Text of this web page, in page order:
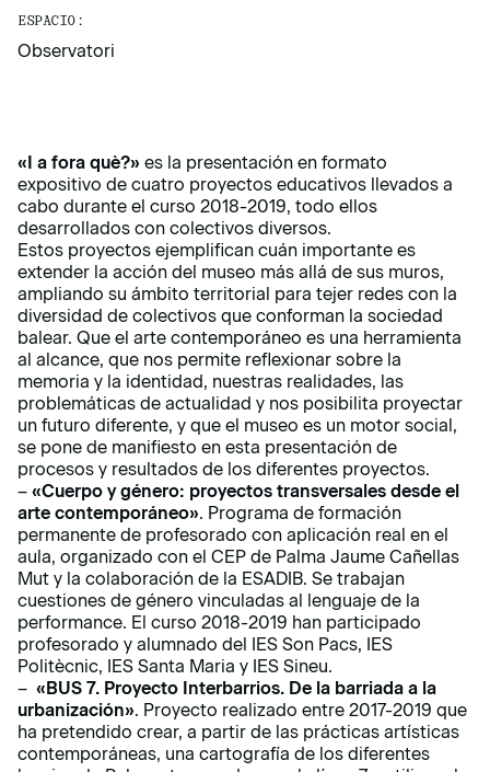
ESPACIO:
Observatori
« I a fora què?» es la presentación en formato
expositivo de cuatro proyectos educativos llevados a
cabo durante el curso 2018-2019, todo ellos
desarrollados con colectivos diversos.
Estos proyectos ejemplifican cuán importante es
extender la acción del museo más allá de sus muros,
ampliando su ámbito territorial para tejer redes con la
diversidad de colectivos que conforman la sociedad
balear. Que el arte contemporáneo es una herramienta
al alcance, que nos permite reflexionar sobre la
memoria y la identidad, nuestras realidades, las
problemáticas de actualidad y nos posibilita proyectar
un futuro diferente, y que el museo es un motor social,
se pone de manifiesto en esta presentación de
procesos y resultados de los diferentes proyectos.
– «Cuerpo y género: proyectos transversales desde el
arte contemporáneo». Programa de formación
permanente de profesorado con aplicación real en el
aula, organizado con el CEP de Palma Jaume Cañellas
Mut y la colaboración de la ESADIB. Se trabajan
cuestiones de género vinculadas al lenguaje de la
performance. El curso 2018-2019 han participado
profesorado y alumnado del IES Son Pacs, IES
Politècnic, IES Santa Maria y IES Sineu.
– « BUS 7. Proyecto Interbarrios. De la barriada a la
urbanización». Proyecto realizado entre 2017-2019 que
ha pretendido crear, a partir de las prácticas artísticas
contemporáneas, una cartografía de los diferentes